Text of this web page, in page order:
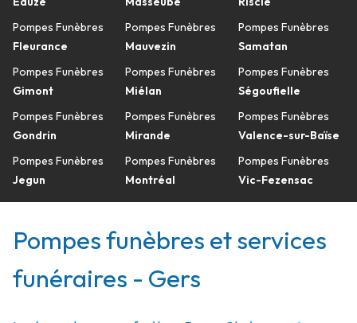
Pompes Funèbres
Fleurance
Pompes Funèbres
Gimont
Pompes Funèbres
Gondrin
Pompes Funèbres
Jegun
Pompes Funèbres
Mauvezin
Pompes Funèbres
Miélan
Pompes Funèbres
Mirande
Pompes Funèbres
Montréal
Pompes Funèbres
Samatan
Pompes Funèbres
Ségoufielle
Pompes Funèbres
Valence-sur-Baïse
Pompes Funèbres
Vic-Fezensac
Pompes funèbres et services
funéraires - Gers